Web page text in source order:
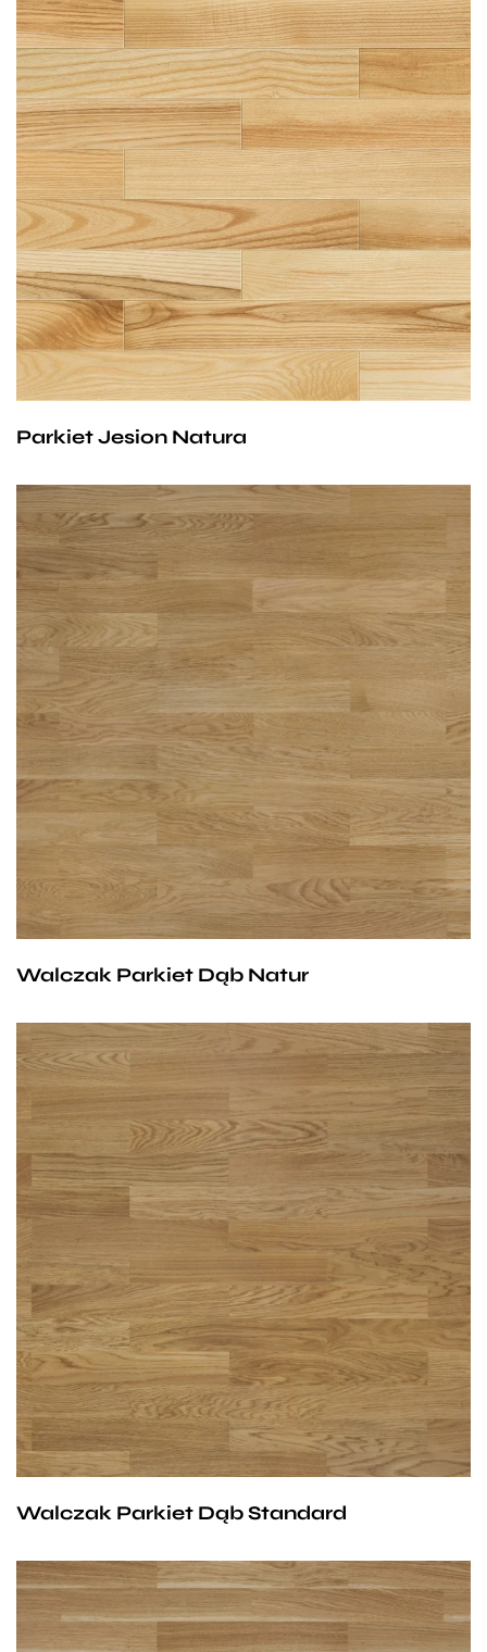
wysoka odporność na ścieranie.
olejowoskowane:
trzy warstwy olejowosku,
głęboka impregnacja drewna
poprzez wnikanie oleju,
wysoka odporność na ścieranie.
Jesion natur, zwany też jesion kolor, ze względu na
bezsęczne dwukolorowe elementy czyli pomieszane
biele z twardzielą, o dowolnym układzie słojów.
Jesion jest najtwardszym polskim gatunkiem
drewna, idealny materiał na podłogi. Drewno twarde,
elastyczne i ciężkie, jego wysoka odporność na
ścieranie gwarantuje długowieczność podłogi.
Parkiet Jesion Natura
Barwa i struktura ujednolicona, dowolny układ słoi,
niedopuszczalny biel, dopuszczalne zdrowe, jasne,
mocno wrośnięte sęki do maksymalnej średnicy 8
mm, dopuszczalne czarne sęki szpilkowe do średnicy
1 mm pod warunkiem, że nie występują parami.
Walczak Parkiet Dąb Natur
Zróżnicowana barwa i struktura, naturalne
przebarwienia, dowolny układ słoi, niedopuszczalny
biel, dopuszczalne zdrowe, jasne, mocno wrośnięte
sęki do maksymalnej średnicy 8 mm, dopuszcza się
czarne sęki szpilkowe do średnicy 1 mm.
Walczak Parkiet Dąb Standard